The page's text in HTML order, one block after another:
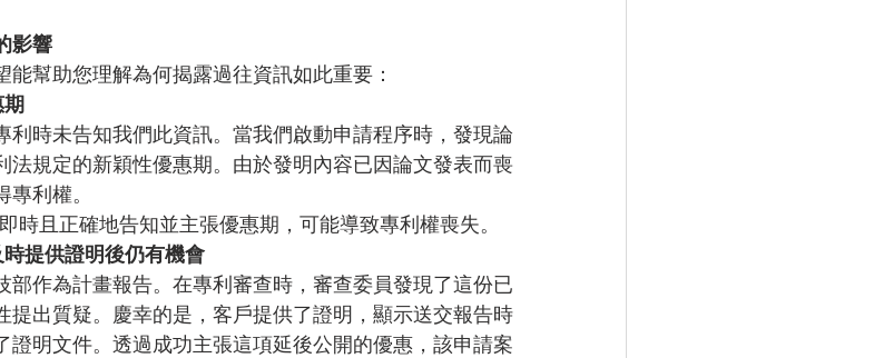
影響
幫助您理解為何揭露過往資訊如此重要：
時未告知我們此資訊。當我們啟動申請程序時，發現論
法規定的新穎性優惠期。由於發明內容已因論文發表而喪
利權。
時且正確地告知並主張優惠期，可能導致專利權喪失。
提供證明後仍有機會
部作為計畫報告。在專利審查時，審查委員發現了這份已
提出質疑。慶幸的是，客戶提供了證明，顯示送交報告時
證明文件。透過成功主張這項延後公開的優惠，該申請案